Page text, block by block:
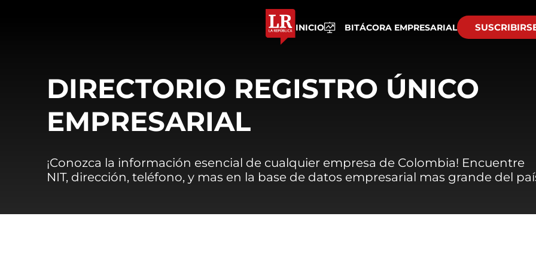
INICIO BITÁCORA EMPRESARIAL
DIRECTORIO REGISTRO ÚNICO
EMPRESARIAL
¡Conozca la información esencial de cualquier empresa de Colombia! Encuentre
NIT, dirección, teléfono, y mas en la base de datos empresarial mas grande del